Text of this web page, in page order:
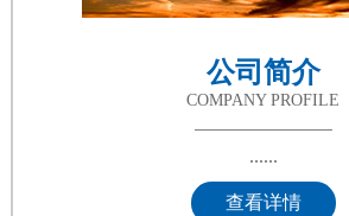
公司简介
COMPANY PROFILE
......
查看详情